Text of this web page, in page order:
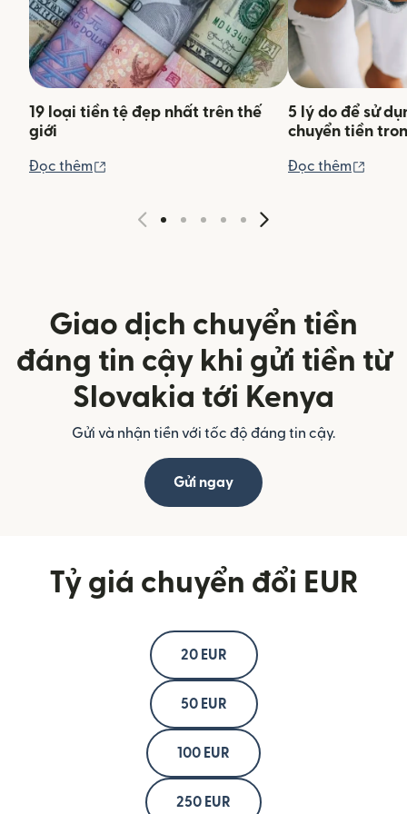
19 loại tiền tệ đẹp nhất trên thế
giới
Đọc thêm
5 lý do để sử
chuyển tiền
Đọc thêm
Giao dịch chuyển tiền
đáng tin cậy khi gửi tiền từ
Slovakia tới Kenya
Gửi và nhận tiền với tốc độ đáng tin cậy.
Gửi ngay
Tỷ giá chuyển đổi EUR
20 EUR
50 EUR
100 EUR
250 EUR